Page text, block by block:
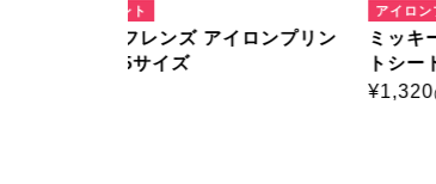
アイロンプリント
ミッキー＆フレンズ アイロンプリ
トシート A4サイズ